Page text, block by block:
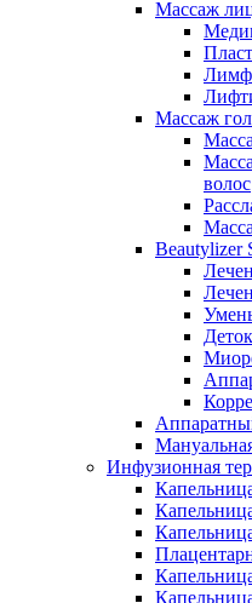
Массаж
Массаж
волос
Beautylizer
Инфузионная